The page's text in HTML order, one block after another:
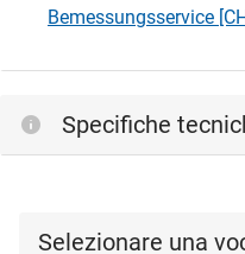
Bemessungsservice
Specifiche
Selezionare una